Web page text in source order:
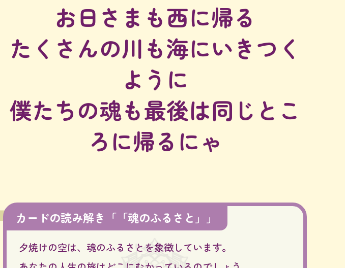
お日さまも西に帰る
たくさんの川も海にいきつく
ように
僕たちの魂も最後は同じとこ
ろに帰るにゃ
カードの読み解き 「「魂のふるさと」」
夕焼けの空は、魂のふるさとを象徴しています。